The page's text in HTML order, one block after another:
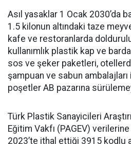
Asıl yasaklar 1 Ocak 2030’da
1.5 kilonun altındaki taze
kafe ve restoranlarda
kullanımlık plastik kap ve
sos ve şeker paketleri,
şampuan ve sabun
poşetler AB pazarına
Türk Plastik Sanayicileri
Eğitim Vakfı (PAGEV) verilerine
2023’te ithal ettiği 3915 kodlu